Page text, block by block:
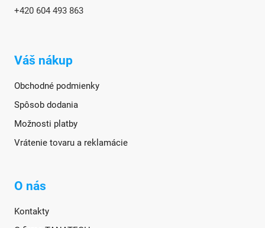
+420 604 493 863
Váš nákup
Obchodné podmienky
Spôsob dodania
Možnosti platby
Vrátenie tovaru a reklamácie
O nás
Kontakty